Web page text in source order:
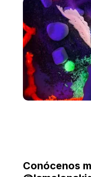
Conócenos